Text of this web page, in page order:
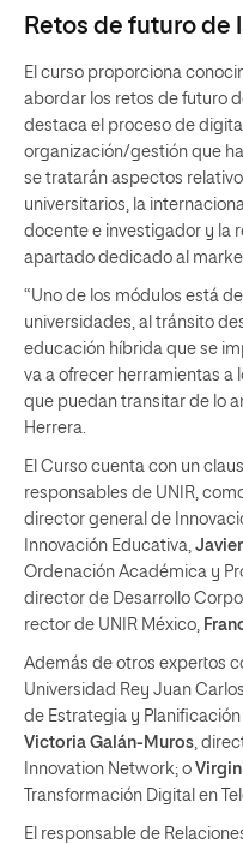
Retos de futuro de
El curso proporciona
abordar los retos de futuro
destaca el proceso de
organización/gestión que
se tratarán aspectos
universitarios, la
docente e investigador y la
apartado dedicado al
“Uno de los módulos está
universidades, al tránsito
educación híbrida que se
va a ofrecer herramientas a
que puedan transitar de lo
Herrera.
El Curso cuenta con un
responsables de UNIR,
director general de
Innovación Educativa,
Ordenación Académica y
director de Desarrollo
rector de UNIR México,
Además de otros expertos
Universidad Rey Juan
de Estrategia y
Victoria Galán-Muros ,
Innovation Network; o
Transformación Digital en
El responsable de